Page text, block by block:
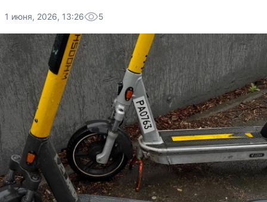
1 июня, 2026, 13:26 5